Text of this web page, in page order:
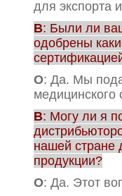
для экспорта
В: Были ли
одобрены
О: Да. Мы
медицинского
В: Могу ли я
нашей стране
продукции?
О: Да. Этот